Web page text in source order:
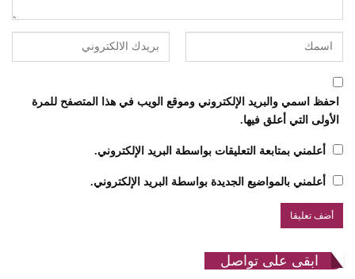
احفظ اسمي والبريد الإلكتروني وموقع الويب في هذا المتصفح للمرة
الأولى التي أعلق فيها.
أعلمني بمتابعة التعليقات بواسطة البريد الإلكتروني.
أعلمني بالمواضيع الجديدة بواسطة البريد الإلكتروني.
ابقى على تواصل